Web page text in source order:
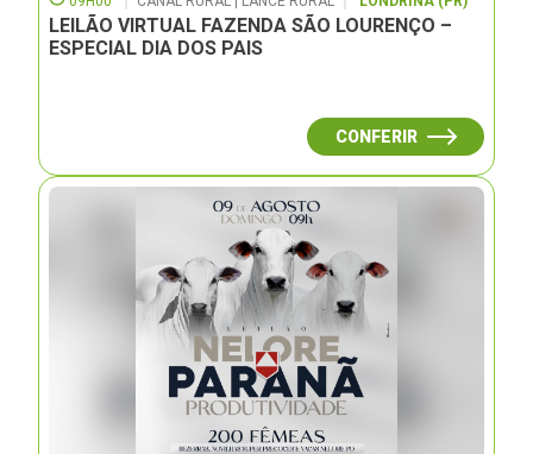
LEILÃO VIRTUAL FAZENDA SÃO LOURENÇO –
ESPECIAL DIA DOS PAIS
CONFERIR